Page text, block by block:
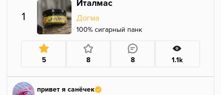
1
Италмас
Догма
100% сигарный панк
5 8 8 1.1k
привет я санёчек